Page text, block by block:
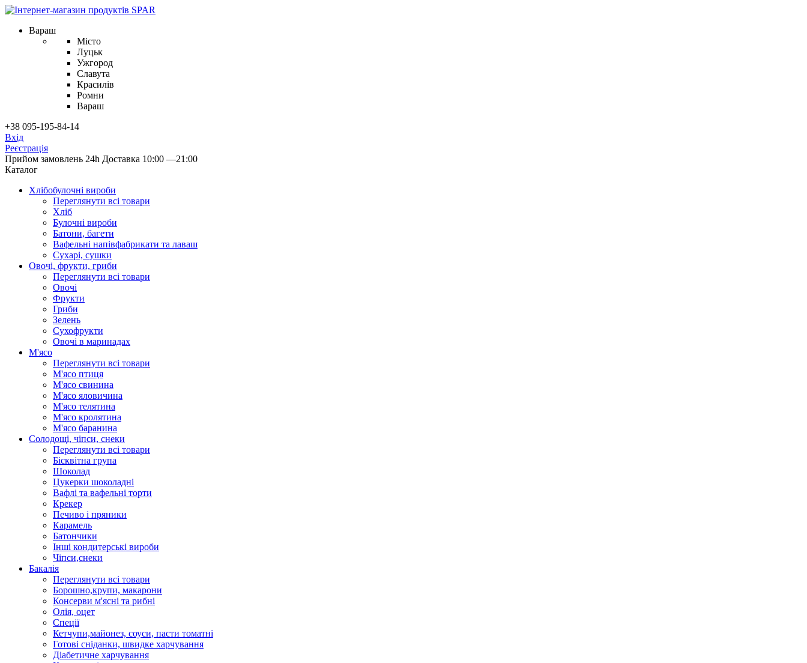
Вараш
Місто
Луцьк
Ужгород
Славута
Красилів
Ромни
Вараш
+38 095-195-84-14
Вхід
Реєстрація
Прийом замовлень 24h Доставка 10:00 —21:00
Каталог
Хлібобулочні вироби
Переглянути всі товари
Хліб
Булочні вироби
Батони, багети
Вафельні напівфабрикати та лаваш
Сухарі, сушки
Овочі, фрукти, гриби
Переглянути всі товари
Овочі
Фрукти
Гриби
Зелень
Сухофрукти
Овочі в маринадах
М'ясо
Переглянути всі товари
М'ясо птиця
М'ясо свинина
М'ясо яловичина
М'ясо телятина
М'ясо кролятина
М'ясо баранина
Солодощі, чіпси, снеки
Переглянути всі товари
Бісквітна група
Шоколад
Цукерки шоколадні
Вафлі та вафельні торти
Крекер
Печиво і пряники
Карамель
Батончики
Інші кондитерські вироби
Чіпси,снеки
Бакалія
Переглянути всі товари
Борошно,крупи, макарони
Консерви м'ясні та рибні
Олія, оцет
Спеції
Кетчупи,майонез, соуси, пасти томатні
Готові сніданки, швидке харчування
Діабетичне харчування